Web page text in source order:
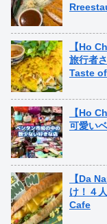
【Ho
旅行者
Taste
【Ho
可愛い
【Da
け！４
Cafe